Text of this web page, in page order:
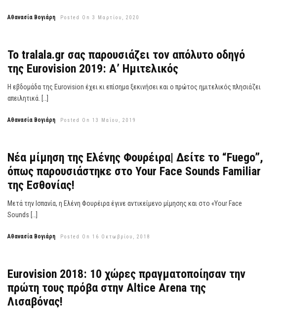
Αθανασία Βογιάρη Posted On 3 Μαρτίου, 2020
To tralala.gr σας παρουσιάζει τον απόλυτο οδηγό
της Eurovision 2019: Α’ Ημιτελικός
Η εβδομάδα της Eurovision έχει κι επίσημα ξεκινήσει και ο πρώτος ημιτελικός πλησιάζει
απειλητικά. […]
Αθανασία Βογιάρη Posted On 13 Μαΐου, 2019
Νέα μίμηση της Ελένης Φουρέιρα| Δείτε το “Fuego”,
όπως παρουσιάστηκε στο Your Face Sounds Familiar
της Εσθονίας!
Μετά την Ισπανία, η Ελένη Φουρέιρα έγινε αντικείμενο μίμησης και στο «Your Face
Sounds […]
Αθανασία Βογιάρη Posted On 16 Οκτωβρίου, 2018
Eurovision 2018: 10 χώρες πραγματοποίησαν την
πρώτη τους πρόβα στην Altice Arena της
Λισαβόνας!